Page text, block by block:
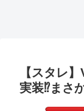
【スタレ
実装⁉まさ